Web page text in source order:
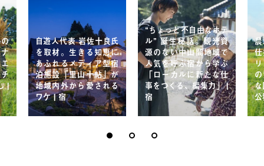
|
自遊人代表 岩佐十良氏
を取材。生きる知恵に
あふれるメディア型宿
泊施設「里山十帖」が
地域内外から愛される
ワケ | 宿
“ちょっと不自由なホテ
ル” 誕生秘話。観光資
源のない中山間地域で
人気を呼ぶ宿から学ぶ
「ローカルに新たな仕
事をつくる、編集力」 |
宿